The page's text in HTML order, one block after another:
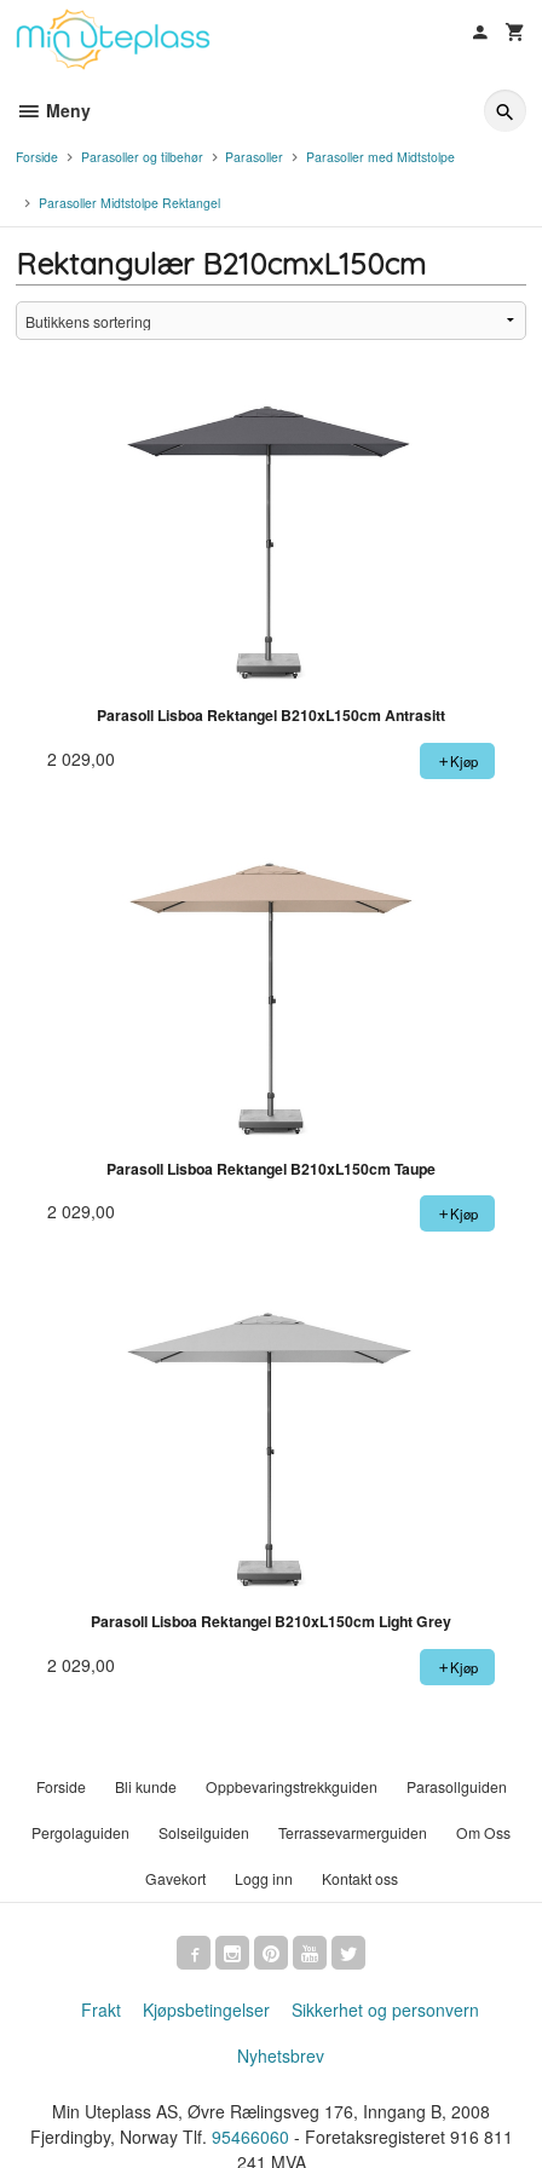
innholdet
Meny
Forside Parasoller og tilbehør Parasoller Parasoller med Midtstolpe
Parasoller Midtstolpe Rektangel
Rektangulær B210cmxL150cm
Parasoll Lisboa Rektangel B210xL150cm Antrasitt
2 029,00 Kjøp
Parasoll Lisboa Rektangel B210xL150cm Taupe
2 029,00 Kjøp
Parasoll Lisboa Rektangel B210xL150cm Light Grey
2 029,00 Kjøp
Forside Bli kunde Oppbevaringstrekkguiden Parasollguiden
Pergolaguiden Solseilguiden Terrassevarmerguiden Om Oss
Gavekort Logg inn Kontakt oss
Frakt Kjøpsbetingelser
Sikkerhet og personvern
Nyhetsbrev
Min Uteplass AS, Øvre Rælingsveg 176, Inngang B, 2008
Fjerdingby, Norway Tlf. 95466060 - Foretaksregisteret 916 811
241 MVA